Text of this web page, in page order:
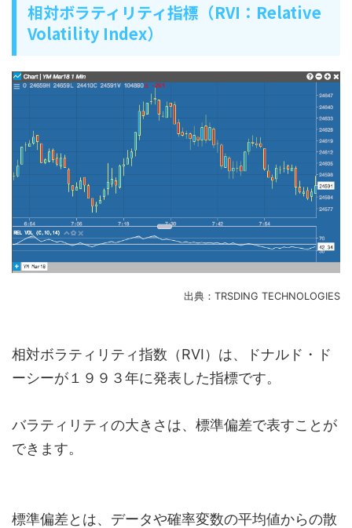
相対ボラティリティ指標（RVI：Relative
Volatility Index）
出典：TRSDING TECHNOLOGIES
相対ボラティリティ指数（RVI）は、ドナルド・ド
ーシーが１９９３年に発表した指標です。
バラティリティの大きさは、標準偏差で表すことが
できます。
標準偏差とは、データや確率変数の平均値からの散